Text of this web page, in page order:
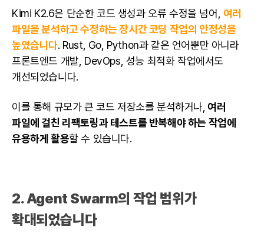
Kimi K2.6은 단순한 코드 생성과 오류 수정을 넘어, 여러
파일을 분석하고 수정하는 장시간 코딩 작업의 안정성을
높였습니다. Rust, Go, Python과 같은 언어뿐만 아니라
프론트엔드 개발, DevOps, 성능 최적화 작업에서도
개선되었습니다.
이를 통해 규모가 큰 코드 저장소를 분석하거나, 여러
파일에 걸친 리팩토링과 테스트를 반복해야 하는 작업에
유용하게 활용할 수 있습니다.
2. Agent Swarm의 작업 범위가
확대되었습니다